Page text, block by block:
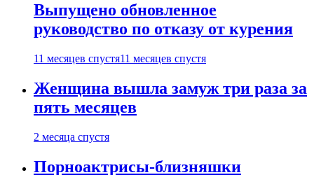
Выпущено обновленное
руководство по отказу от курения
11 месяцев спустя11 месяцев спустя
Женщина вышла замуж три раза за
пять месяцев
2 месяца спустя
Порноактрисы-близняшки